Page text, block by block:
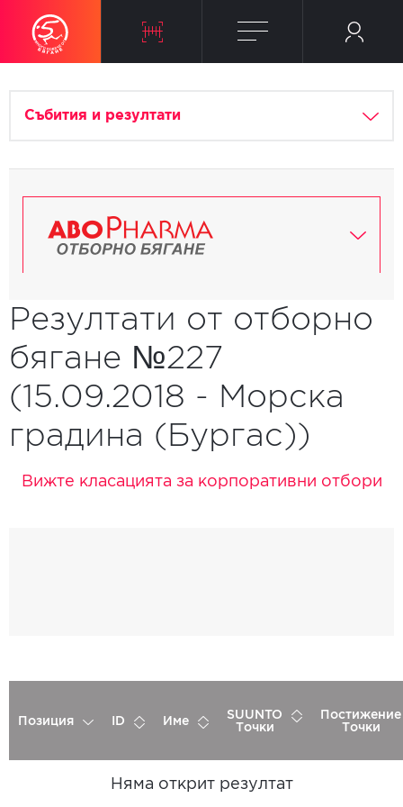
Събития и резултати
Резултати от отборно
бягане №227
(15.09.2018 - Морска
градина (Бургас))
Вижте класацията за корпоративни отбори
Позиция ID Име
SUUNTO
Точки
Постижение
Точки
Няма открит резултат